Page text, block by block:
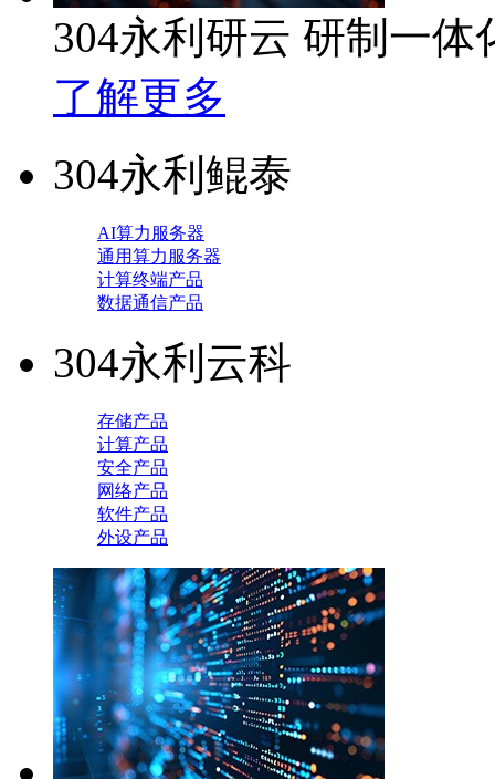
304永利研云 研制一
了解更多
304永利鲲泰
AI算力服务器
通用算力服务器
计算终端产品
数据通信产品
304永利云科
存储产品
计算产品
安全产品
网络产品
软件产品
外设产品